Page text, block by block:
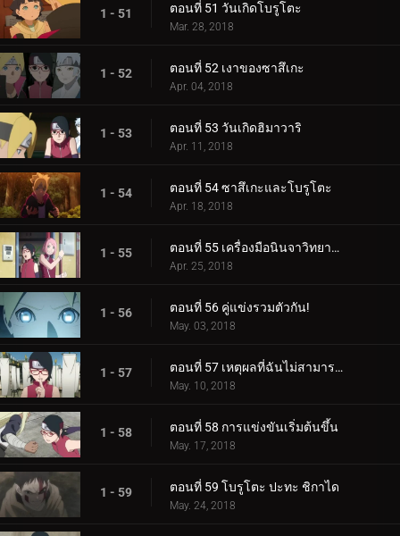
1 - 51 ตอนที่ 51 วันเกิดโบรูโตะ
Mar. 28, 2018
1 - 52 ตอนที่ 52 เงาของซาสึเกะ
Apr. 04, 2018
1 - 53 ตอนที่ 53 วันเกิดฮิมาวาริ
Apr. 11, 2018
1 - 54 ตอนที่ 54 ซาสึเกะและโบรูโตะ
Apr. 18, 2018
1 - 55 ตอนที่ 55 เครื่องมือนินจาวิทยาศาสตร์
Apr. 25, 2018
1 - 56 ตอนที่ 56 คู่แข่งรวมตัวกัน!
May. 03, 2018
1 - 57 ตอนที่ 57 เหตุผลที่ฉันไม่สามารถสูญเสีย
May. 10, 2018
1 - 58 ตอนที่ 58 การแข่งขันเริ่มต้นขึ้น
May. 17, 2018
1 - 59 ตอนที่ 59 โบรูโตะ ปะทะ ชิกาได
May. 24, 2018